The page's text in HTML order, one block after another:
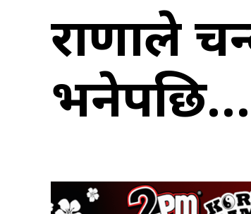
राणाले
भनेपछि…